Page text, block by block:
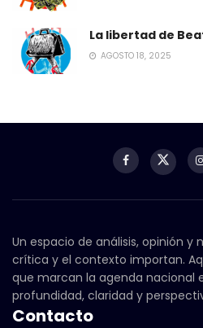
La libertad de
AGOSTO 18, 2025
Un espacio de análisis, opinión y
crítica y el contexto importan.
que marcan la agenda nacional
profundidad, claridad y
Contacto